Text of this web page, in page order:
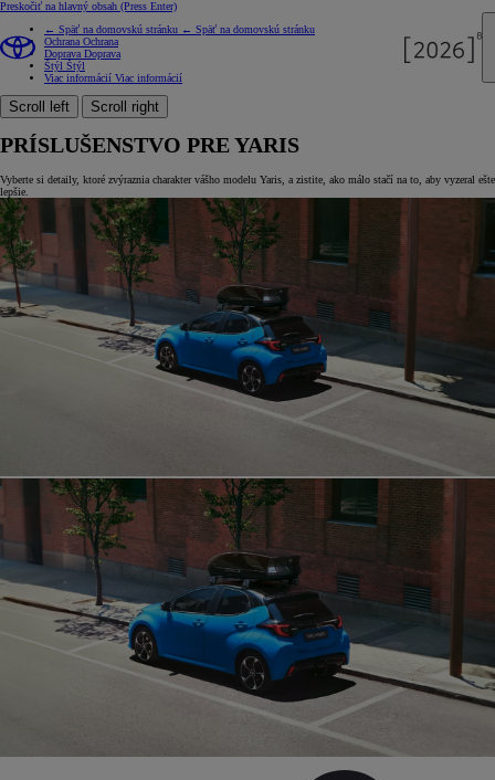
Preskočiť na hlavný obsah (Press Enter)
← Späť na domovskú stránku ← Späť na domovskú stránku
Ochrana Ochrana
Doprava Doprava
Štýl Štýl
Viac informácií Viac informácií
Scroll left Scroll right
PRÍSLUŠENSTVO PRE YARIS
Vyberte si detaily, ktoré zvýraznia charakter vášho modelu Yaris, a zistite, ako málo stačí na to, aby vyzeral ešte
lepšie.